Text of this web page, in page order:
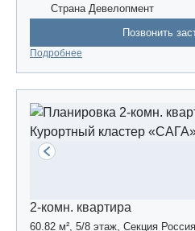
Страна Девелопмент
Позвонить
Подробнее
2-комн. квартира
60.82 м², 5/8 этаж, Секция